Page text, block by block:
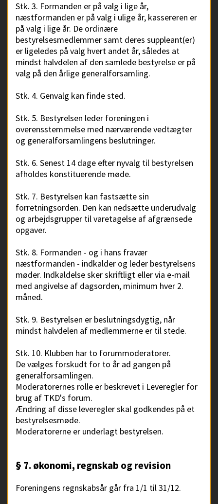
Stk. 3. Formanden er på valg i lige år,
næstformanden er på valg i ulige år, kassereren er
på valg i lige år. De ordinære
bestyrelsesmedlemmer samt deres suppleant(er)
er ligeledes på valg hvert andet år, således at
mindst halvdelen af den samlede bestyrelse er på
valg på den årlige generalforsamling.
Stk. 4. Genvalg kan finde sted.
Stk. 5. Bestyrelsen leder foreningen i
overensstemmelse med nærværende vedtægter
og generalforsamlingens beslutninger.
Stk. 6. Senest 14 dage efter nyvalg til bestyrelsen
afholdes konstituerende møde.
Stk. 7. Bestyrelsen kan fastsætte sin
forretningsorden. Den kan nedsætte underudvalg
og arbejdsgrupper til varetagelse af afgrænsede
opgaver.
Stk. 8. Formanden - og i hans fravær
næstformanden - indkalder og leder bestyrelsens
møder. Indkaldelse sker skriftligt eller via e-mail
med angivelse af dagsorden, minimum hver 2.
måned.
Stk. 9. Bestyrelsen er beslutningsdygtig, når
mindst halvdelen af medlemmerne er til stede.
Stk. 10. Klubben har to forummoderatorer.
De vælges forskudt for to år ad gangen på
generalforsamlingen.
Moderatorernes rolle er beskrevet i Leveregler for
brug af TKD's forum.
Ændring af disse leveregler skal godkendes på et
bestyrelsesmøde.
Moderatorerne er underlagt bestyrelsen.
§ 7. økonomi, regnskab og revision
Foreningens regnskabsår går fra 1/1 til 31/12.